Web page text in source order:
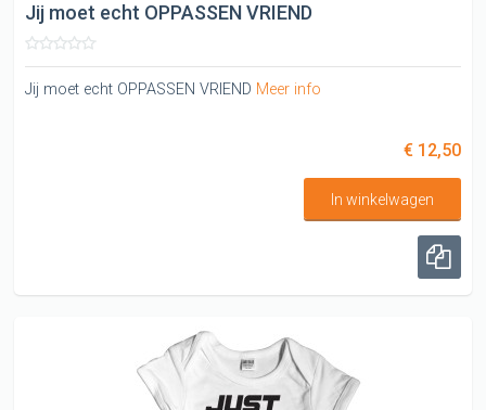
Jij moet echt OPPASSEN VRIEND
Jij moet echt OPPASSEN VRIEND Meer info
€ 12,50
In winkelwagen